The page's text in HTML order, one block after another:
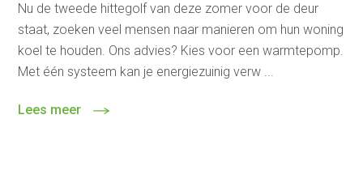
Nu de tweede hittegolf van deze zomer voor de deur
staat, zoeken veel mensen naar manieren om hun woning
koel te houden. Ons advies? Kies voor een warmtepomp.
Met één systeem kan je energiezuinig verw ...
Lees meer